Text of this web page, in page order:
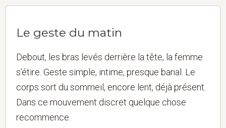
Le geste du matin
Debout, les bras levés derrière la tête, la femme
s’étire. Geste simple, intime, presque banal. Le
corps sort du sommeil, encore lent, déjà présent.
Dans ce mouvement discret quelque chose
recommence.